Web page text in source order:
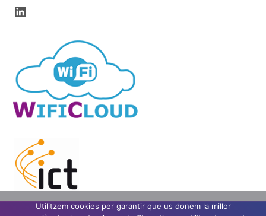
LinkedIn
Utilitzem cookies per garantir que us donem la millor